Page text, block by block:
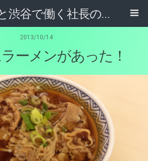
マニラと渋谷で働く社長のブログ
2013/10/14
ーメンがあった！